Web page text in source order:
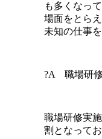
も多くなっ
場面をとら
未知の仕事
?A 職場研
職場研修実
割となって